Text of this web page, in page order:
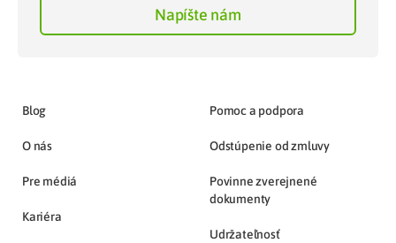
Napíšte nám
Blog
O nás
Pre médiá
Kariéra
Pomoc a podpora
Odstúpenie od zmluvy
Povinne zverejnené
dokumenty
Udržateľnosť